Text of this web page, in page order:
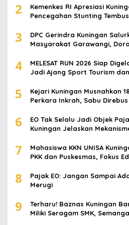
2
Kemenkes RI Apresiasi
Pencegahan Stunting
3
DPC Gerindra Kuningan
Masyarakat Garawangi,
4
MELESAT RUN 2026 Siap
Jadi Ajang Sport Tourism
5
Kejari Kuningan Musnahkan
Perkara Inkrah, Sabu
6
EO Tak Selalu Jadi Objek
Kuningan Jelaskan
7
Mahasiswa KKN UNISA
PKK dan Puskesmas, Fokus
8
Pajak EO: Jangan Sampai
Merugi
9
Terharu! Baznas Kuningan
Miliki Seragam SMK,